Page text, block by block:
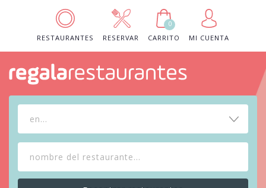
RESTAURANTES RESERVAR
0
CARRITO
MI CUENTA
en...